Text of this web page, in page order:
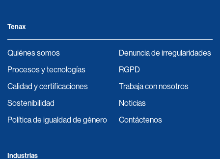
Tenax
Quiénes somos
Procesos y tecnologías
Calidad y certificaciones
Sostenibilidad
Política de igualdad de género
Denuncia de irregularidades
RGPD
Trabaja con nosotros
Noticias
Contáctenos
Industrias